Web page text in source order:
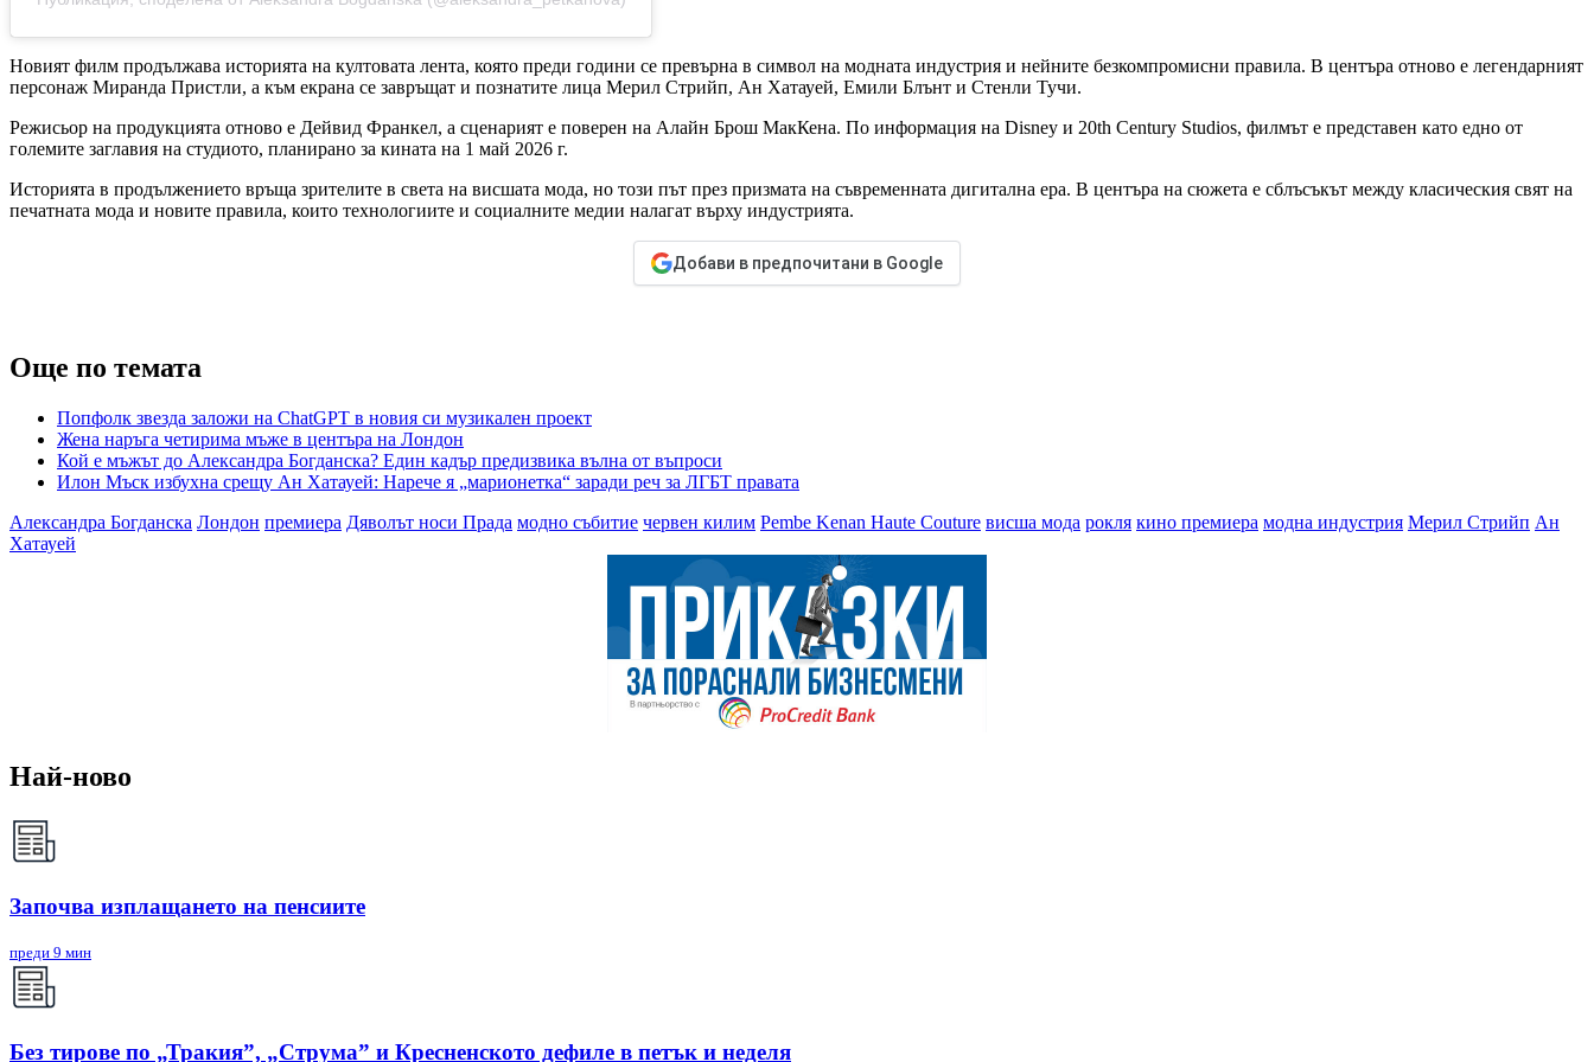
Новият филм продължава историята на култовата лента, която преди години се превърна в символ на модната индустрия и нейните безкомпромисни правила. В центъра отново е легендарният
персонаж Миранда Пристли, а към екрана се завръщат и познатите лица Мерил Стрийп, Ан Хатауей, Емили Блънт и Стенли Тучи.
Режисьор на продукцията отново е Дейвид Франкел, а сценарият е поверен на Алайн Брош МакКена. По информация на Disney и 20th Century Studios, филмът е представен като едно от
големите заглавия на студиото, планирано за кината на 1 май 2026 г.
Историята в продължението връща зрителите в света на висшата мода, но този път през призмата на съвременната дигитална ера. В центъра на сюжета е сблъсъкът между класическия свят на
печатната мода и новите правила, които технологиите и социалните медии налагат върху индустрията.
Добави в предпочитани в Google
Още по темата
Попфолк звезда заложи на ChatGPT в новия си музикален проект
Жена наръга четирима мъже в центъра на Лондон
Кой е мъжът до Александра Богданска? Един кадър предизвика вълна от въпроси
Илон Мъск избухна срещу Ан Хатауей: Нарече я „марионетка“ заради реч за ЛГБТ правата
Александра Богданска Лондон премиера Дяволът носи Прада модно събитие червен килим Pembe Kenan Haute Couture висша мода рокля кино премиера модна индустрия Мерил Стрийп Ан
Хатауей
Най-ново
Започва изплащането на пенсиите
преди 9 мин
Без тирове по „Тракия”, „Струма” и Кресненското дефиле в петък и неделя